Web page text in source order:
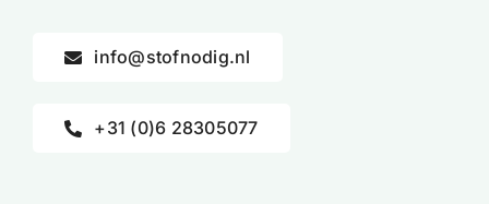
info@stofnodig.nl
+31 (0)6 28305077